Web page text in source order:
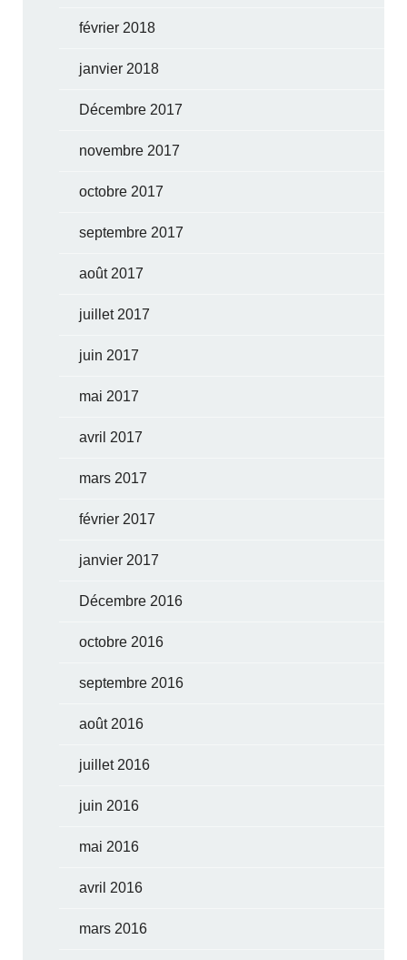
février 2018
janvier 2018
Décembre 2017
novembre 2017
octobre 2017
septembre 2017
août 2017
juillet 2017
juin 2017
mai 2017
avril 2017
mars 2017
février 2017
janvier 2017
Décembre 2016
octobre 2016
septembre 2016
août 2016
juillet 2016
juin 2016
mai 2016
avril 2016
mars 2016